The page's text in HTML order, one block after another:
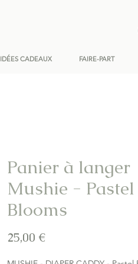
IDÉES CADEAUX FAIRE-PART
Panier à langer
Mushie - Pastel
Blooms
25,00 €Prix